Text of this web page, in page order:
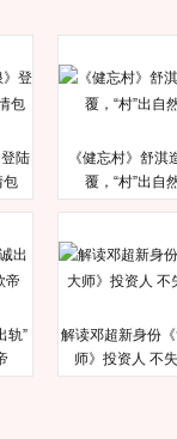
陆
包
《健忘村》舒淇
覆，“村”出自
轨”
解读邓超新身份
师》投资人 不